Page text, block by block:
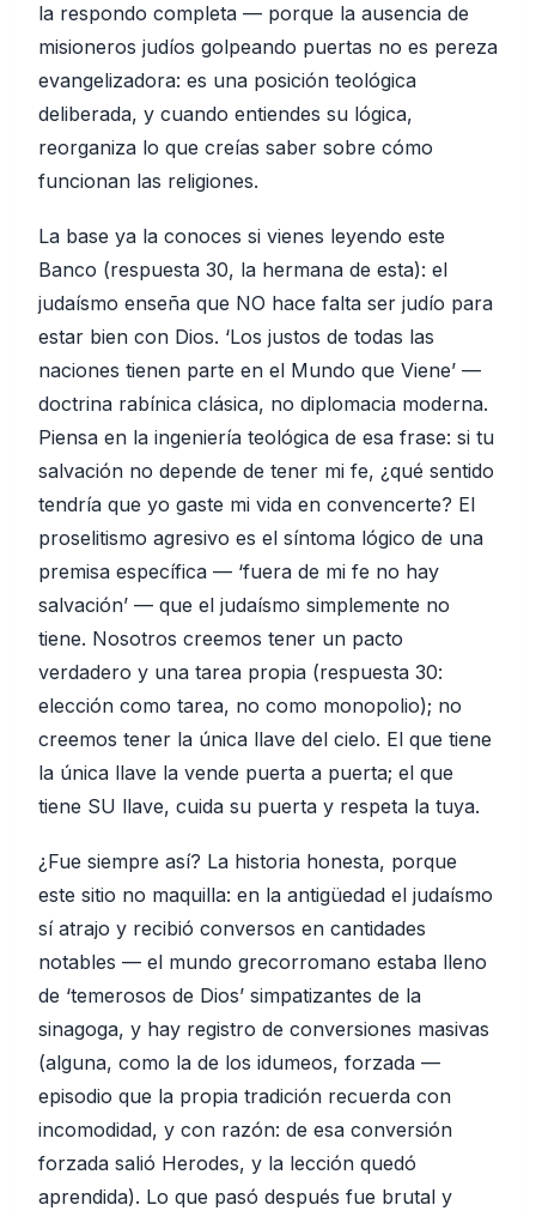
la respondo completa — porque la ausencia de
misioneros judíos golpeando puertas no es pereza
evangelizadora: es una posición teológica
deliberada, y cuando entiendes su lógica,
reorganiza lo que creías saber sobre cómo
funcionan las religiones.
La base ya la conoces si vienes leyendo este
Banco (respuesta 30, la hermana de esta): el
judaísmo enseña que NO hace falta ser judío para
estar bien con Dios. ‘Los justos de todas las
naciones tienen parte en el Mundo que Viene’ —
doctrina rabínica clásica, no diplomacia moderna.
Piensa en la ingeniería teológica de esa frase: si tu
salvación no depende de tener mi fe, ¿qué sentido
tendría que yo gaste mi vida en convencerte? El
proselitismo agresivo es el síntoma lógico de una
premisa específica — ‘fuera de mi fe no hay
salvación’ — que el judaísmo simplemente no
tiene. Nosotros creemos tener un pacto
verdadero y una tarea propia (respuesta 30:
elección como tarea, no como monopolio); no
creemos tener la única llave del cielo. El que tiene
la única llave la vende puerta a puerta; el que
tiene SU llave, cuida su puerta y respeta la tuya.
¿Fue siempre así? La historia honesta, porque
este sitio no maquilla: en la antigüedad el judaísmo
sí atrajo y recibió conversos en cantidades
notables — el mundo grecorromano estaba lleno
de ‘temerosos de Dios’ simpatizantes de la
sinagoga, y hay registro de conversiones masivas
(alguna, como la de los idumeos, forzada —
episodio que la propia tradición recuerda con
incomodidad, y con razón: de esa conversión
forzada salió Herodes, y la lección quedó
aprendida). Lo que pasó después fue brutal y